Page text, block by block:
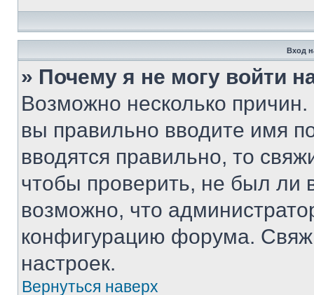
Вход
» Почему я не могу войти
Возможно несколько
вы правильно вводите имя
вводятся правильно, то
чтобы проверить, не был ли
возможно, что
конфигурацию форума.
настроек.
Вернуться наверх